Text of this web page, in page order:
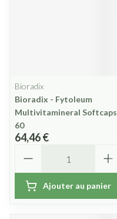
Bioradix
Bioradix - Fytoleum
Multivitamineral Softcaps
60
64,46 €
Ajouter au panier